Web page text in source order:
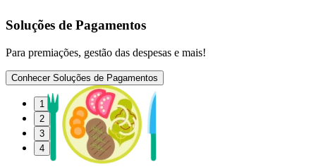
Soluções de Pagamentos
Para premiações, gestão das despesas e mais!
Conhecer Soluções de Pagamentos
1
2
3
4